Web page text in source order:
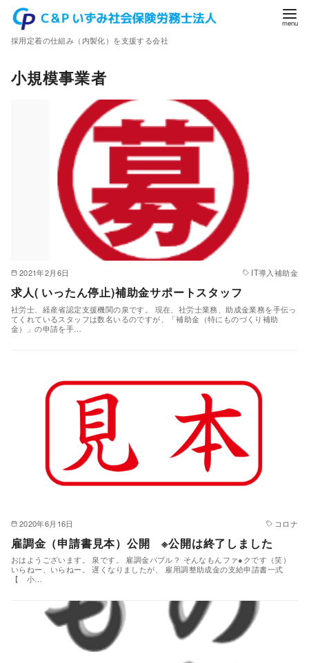
採用定着の仕組み（内製化）を支援する会社
小規模事業者
2021年2月6日 IT導入補助金
求人( いったん停止)補助金サポートスタッフ
社労士、経産省認定支援機関の泉です。 現在、社労士業務、助成金業務を手伝っ
てくれているスタッフは数名いるのですが、「補助金（特にものづくり補助
金）」の申請を手…
2020年6月16日 コロナ
雇調金（申請書見本）公開 ※公開は終了しました
おはようございます。 泉です。 雇調金バブル？ そんなもんファ●クです（笑）
いらねー、いらねー。 遅くなりましたが、 雇用調整助成金の支給申請書一式
【 小…